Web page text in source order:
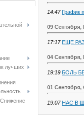
лучших
14:47 График
09 Сентября,
17:17 ЕЩЕ
04 Сентября,
19:19 БОЛЬ
01 Сентября,
19:07 НАС В